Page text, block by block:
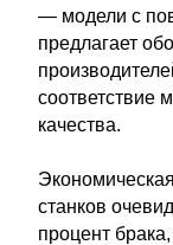
— модели с
предлагает
соответствие
качества.
станков
процент